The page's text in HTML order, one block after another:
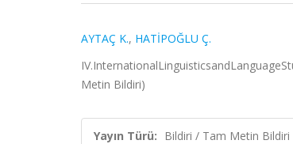
AYTAÇ K., HATİPOĞLU Ç.
Metin Bildiri)
Yayın Türü: Bildiri / Tam Metin Bildiri